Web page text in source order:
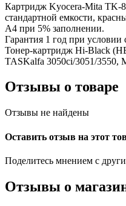
Картридж Kyocera-Mita TK-
стандартной емкости,
А4 при 5% заполнении.
Гарантия 1 год при условии
Тонер-картридж Hi-Black
TASKalfa 3050ci/3051/3550,
Отзывы о товаре
Отзывы не найдены
Оставить отзыв на этот
Поделитесь мнением с
Отзывы о